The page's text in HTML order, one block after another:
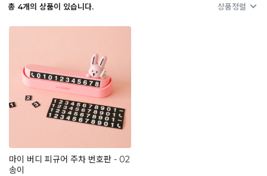
총 4개의 상품이 있습니다. 상품정렬
마이 버디 피규어 주차 번호판 - 02
송이